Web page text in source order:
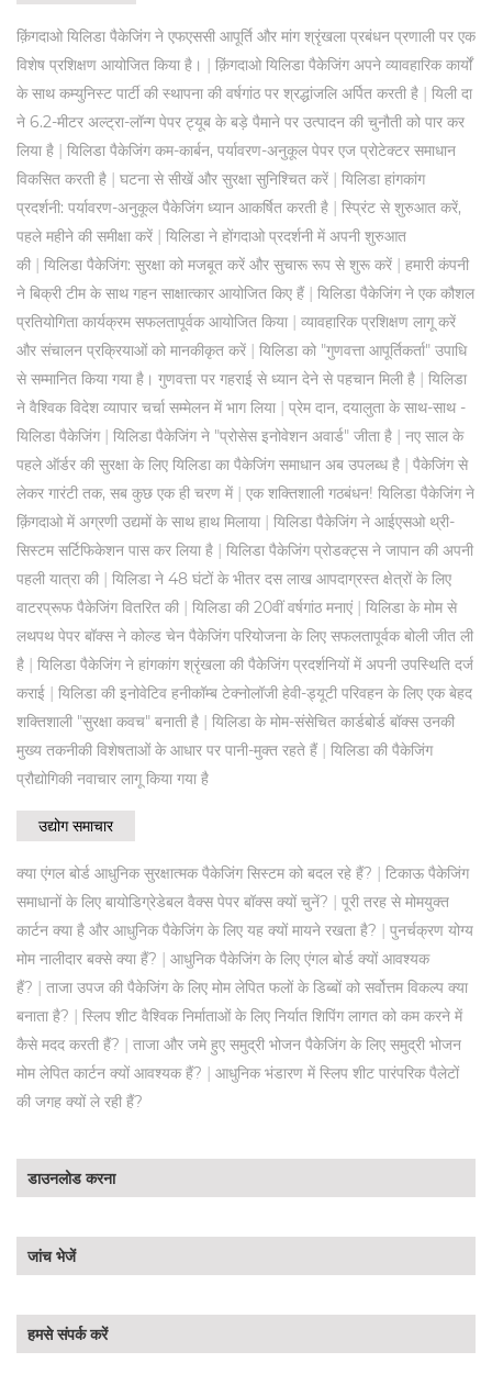
क़िंगदाओ यिलिडा पैकेजिंग ने एफएससी आपूर्ति और मांग श्रृंखला प्रबंधन प्रणाली पर एक
विशेष प्रशिक्षण आयोजित किया है। | क़िंगदाओ यिलिडा पैकेजिंग अपने व्यावहारिक कार्यों
के साथ कम्युनिस्ट पार्टी की स्थापना की वर्षगांठ पर श्रद्धांजलि अर्पित करती है | यिली दा
ने 6.2-मीटर अल्ट्रा-लॉन्ग पेपर ट्यूब के बड़े पैमाने पर उत्पादन की चुनौती को पार कर
लिया है | यिलिडा पैकेजिंग कम-कार्बन, पर्यावरण-अनुकूल पेपर एज प्रोटेक्टर समाधान
विकसित करती है | घटना से सीखें और सुरक्षा सुनिश्चित करें | यिलिडा हांगकांग
प्रदर्शनी: पर्यावरण-अनुकूल पैकेजिंग ध्यान आकर्षित करती है | स्प्रिंट से शुरुआत करें,
पहले महीने की समीक्षा करें | यिलिडा ने होंगदाओ प्रदर्शनी में अपनी शुरुआत
की | यिलिडा पैकेजिंग: सुरक्षा को मजबूत करें और सुचारू रूप से शुरू करें | हमारी कंपनी
ने बिक्री टीम के साथ गहन साक्षात्कार आयोजित किए हैं | यिलिडा पैकेजिंग ने एक कौशल
प्रतियोगिता कार्यक्रम सफलतापूर्वक आयोजित किया | व्यावहारिक प्रशिक्षण लागू करें
और संचालन प्रक्रियाओं को मानकीकृत करें | यिलिडा को "गुणवत्ता आपूर्तिकर्ता" उपाधि
से सम्मानित किया गया है। गुणवत्ता पर गहराई से ध्यान देने से पहचान मिली है | यिलिडा
ने वैश्विक विदेश व्यापार चर्चा सम्मेलन में भाग लिया | प्रेम दान, दयालुता के साथ-साथ -
यिलिडा पैकेजिंग| यिलिडा पैकेजिंग ने "प्रोसेस इनोवेशन अवार्ड" जीता है | नए साल के
पहले ऑर्डर की सुरक्षा के लिए यिलिडा का पैकेजिंग समाधान अब उपलब्ध है | पैकेजिंग से
लेकर गारंटी तक, सब कुछ एक ही चरण में | एक शक्तिशाली गठबंधन! यिलिडा पैकेजिंग ने
क़िंगदाओ में अग्रणी उद्यमों के साथ हाथ मिलाया | यिलिडा पैकेजिंग ने आईएसओ थ्री-
सिस्टम सर्टिफिकेशन पास कर लिया है | यिलिडा पैकेजिंग प्रोडक्ट्स ने जापान की अपनी
पहली यात्रा की | यिलिडा ने 48 घंटों के भीतर दस लाख आपदाग्रस्त क्षेत्रों के लिए
वाटरप्रूफ पैकेजिंग वितरित की | यिलिडा की 20वीं वर्षगांठ मनाएं| यिलिडा के मोम से
लथपथ पेपर बॉक्स ने कोल्ड चेन पैकेजिंग परियोजना के लिए सफलतापूर्वक बोली जीत ली
है | यिलिडा पैकेजिंग ने हांगकांग श्रृंखला की पैकेजिंग प्रदर्शनियों में अपनी उपस्थिति दर्ज
कराई | यिलिडा की इनोवेटिव हनीकॉम्ब टेक्नोलॉजी हेवी-ड्यूटी परिवहन के लिए एक बेहद
शक्तिशाली "सुरक्षा कवच" बनाती है | यिलिडा के मोम-संसेचित कार्डबोर्ड बॉक्स उनकी
मुख्य तकनीकी विशेषताओं के आधार पर पानी-मुक्त रहते हैं | यिलिडा की पैकेजिंग
प्रौद्योगिकी नवाचार लागू किया गया है
उद्योग समाचार
क्या एंगल बोर्ड आधुनिक सुरक्षात्मक पैकेजिंग सिस्टम को बदल रहे हैं? | टिकाऊ पैकेजिंग
समाधानों के लिए बायोडिग्रेडेबल वैक्स पेपर बॉक्स क्यों चुनें? | पूरी तरह से मोमयुक्त
कार्टन क्या है और आधुनिक पैकेजिंग के लिए यह क्यों मायने रखता है? | पुनर्चक्रण योग्य
मोम नालीदार बक्से क्या हैं? | आधुनिक पैकेजिंग के लिए एंगल बोर्ड क्यों आवश्यक
हैं? | ताजा उपज की पैकेजिंग के लिए मोम लेपित फलों के डिब्बों को सर्वोत्तम विकल्प क्या
बनाता है? | स्लिप शीट वैश्विक निर्माताओं के लिए निर्यात शिपिंग लागत को कम करने में
कैसे मदद करती हैं? | ताजा और जमे हुए समुद्री भोजन पैकेजिंग के लिए समुद्री भोजन
मोम लेपित कार्टन क्यों आवश्यक हैं? | आधुनिक भंडारण में स्लिप शीट पारंपरिक पैलेटों
की जगह क्यों ले रही हैं?
डाउनलोड करना
जांच भेजें
हमसे संपर्क करें